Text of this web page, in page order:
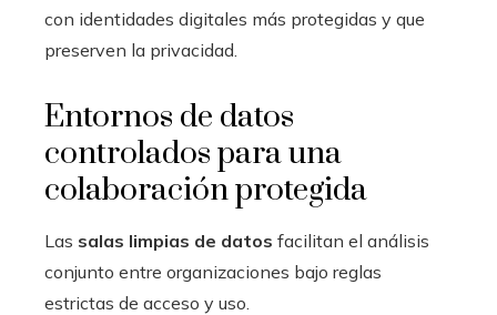
con identidades digitales más protegidas y que
preserven la privacidad.
Entornos de datos
controlados para una
colaboración protegida
Las salas limpias de datos facilitan el análisis
conjunto entre organizaciones bajo reglas
estrictas de acceso y uso.